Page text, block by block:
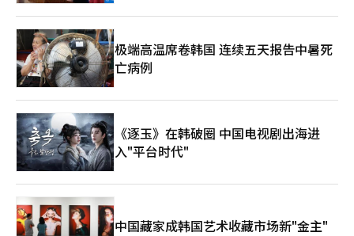
极端高温席卷韩国 连续五天报告中暑死
亡病例
《逐玉》在韩破圈 中国电视剧出海进
入"平台时代"
中国藏家成韩国艺术收藏市场新"金主"